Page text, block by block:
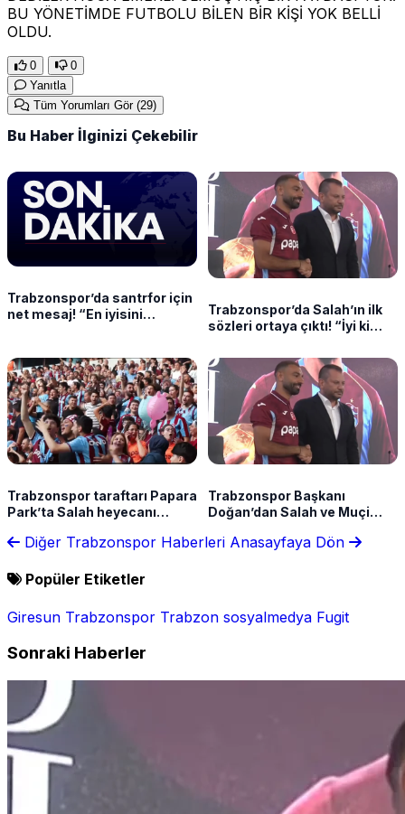
BU YÖNETİMDE FUTBOLU BİLEN BİR KİŞİ YOK BELLİ
OLDU.
0
0
Yanıtla
Tüm Yorumları Gör (29)
Bu Haber İlginizi Çekebilir
Trabzonspor’da santrfor için
net mesaj! “En iyisini
Trabzonspor’da Salah’ın ilk
sözleri ortaya çıktı! “İyi ki
Trabzonspor taraftarı Papara
Park’ta Salah heyecanı
Trabzonspor Başkanı
Doğan’dan Salah ve Muçi
duygulandırdı”
Diğer Trabzonspor Haberleri Anasayfaya Dön
Popüler Etiketler
Giresun Trabzonspor Trabzon sosyalmedya Fugit
Sonraki Haberler